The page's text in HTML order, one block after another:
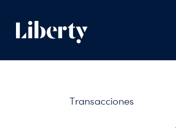
Transacciones